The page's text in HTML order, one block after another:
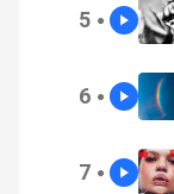
5 ●
6 ●
7 ●